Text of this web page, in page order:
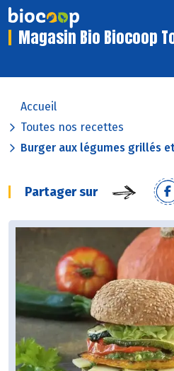
Magasin Bio Biocoop
Accueil
Toutes nos recettes
Burger aux légumes grillés
Partager sur